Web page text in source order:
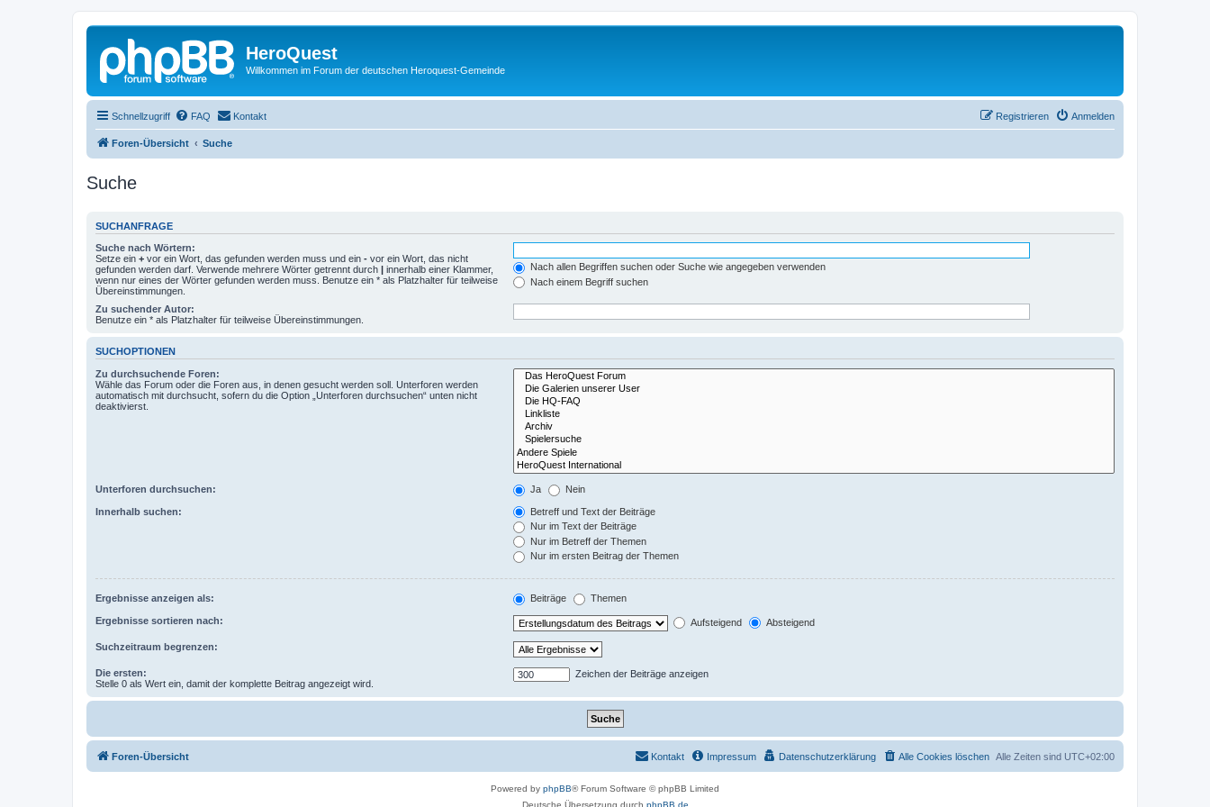
HeroQuest
Willkommen im Forum der deutschen Heroquest-Gemeinde
Schnellzugriff FAQ Kontakt Anmelden
Registrieren
Foren-Übersicht Suche
Suche
SUCHANFRAGE
Suche nach Wörtern:
Setze ein + vor ein Wort, das gefunden werden muss und ein - vor ein Wort, das nicht
gefunden werden darf. Verwende mehrere Wörter getrennt durch | innerhalb einer Klammer,
wenn nur eines der Wörter gefunden werden muss. Benutze ein * als Platzhalter für teilweise
Übereinstimmungen.
Nach allen Begriffen suchen oder Suche wie angegeben verwenden
Nach einem Begriff suchen
Zu suchender Autor:
Benutze ein * als Platzhalter für teilweise Übereinstimmungen.
SUCHOPTIONEN
Zu durchsuchende Foren:
Wähle das Forum oder die Foren aus, in denen gesucht werden soll. Unterforen werden
automatisch mit durchsucht, sofern du die Option „Unterforen durchsuchen“ unten nicht
deaktivierst.
Unterforen durchsuchen: Ja Nein
Innerhalb suchen:
Betreff und Text der Beiträge
Nur im Text der Beiträge
Nur im Betreff der Themen
Nur im ersten Beitrag der Themen
Ergebnisse anzeigen als: Beiträge Themen
Ergebnisse sortieren nach: Aufsteigend Absteigend
Suchzeitraum begrenzen:
Die ersten:
Stelle 0 als Wert ein, damit der komplette Beitrag angezeigt wird.
Zeichen der Beiträge anzeigen
Foren-Übersicht Alle Zeiten sind UTC+02:00
Alle Cookies löschen
Datenschutzerklärung
Impressum
Kontakt
Powered by phpBB® Forum Software © phpBB Limited
Deutsche Übersetzung durch phpBB.de